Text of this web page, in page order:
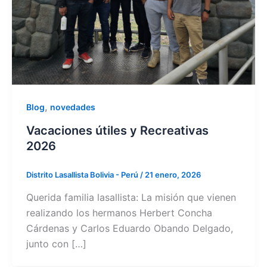
Blog, novedades
Vacaciones útiles y Recreativas
2026
Distrito Lasallista Bolivia - Perú / 21 enero, 2026
Querida familia lasallista: La misión que vienen
realizando los hermanos Herbert Concha
Cárdenas y Carlos Eduardo Obando Delgado,
junto con […]